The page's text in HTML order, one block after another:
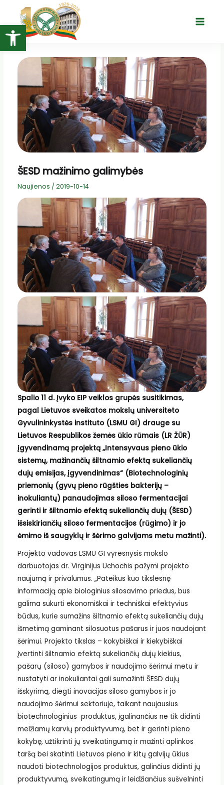
Open toolbar
turinio
Main
ŠESD mažinimo galimybės
Naujienos / 2019-10-14
Spalio 11 d. įvyko EIP veiklos grupės susitikimas,
pagal Lietuvos sveikatos mokslų universiteto
Gyvulininkystės instituto (LSMU GI) drauge su
Lietuvos Respublikos žemės ūkio rūmais (LR ŽŪR)
įgyvendinamą projektą „Intensyvaus pieno ūkio
sistemų, mažinančių šiltnamio efektą sukeliančių
dujų emisijas, įgyvendinimas“ (Biotechnologinių
priemonių (gyvų pieno rūgšties bakterijų –
inokuliantų) panaudojimas siloso fermentacijai
gerinti ir šiltnamio efektą sukeliančių dujų (ŠESD)
išsiskiriančių siloso fermentacijos (rūgimo) ir jo
ėmimo iš saugyklų ir šėrimo galvijams metu mažinti).
Projekto vadovas LSMU GI vyresnysis mokslo
darbuotojas dr. Virginijus Uchochis pažymi projekto
naujumą ir privalumus. „Pateikus kuo tikslesnę
informaciją apie biologinius silosavimo priedus, bus
galima sukurti ekonomiškai ir techniškai efektyvius
būdus, kurie sumažins šiltnamio efektą sukeliančių dujų
išmetimą gaminant silosuotus pašarus ir juos naudojant
šėrimui. Projekto tikslas – kokybiškai ir kiekybiškai
įvertinti šiltnamio efektą sukeliančių dujų kiekius,
pašarų (siloso) gamybos ir naudojimo šėrimui metu ir
nustatyti ar inokuliantai gali sumažinti ŠESD dujų
išskyrimą, diegti inovacijas siloso gamybos ir jo
naudojimo šėrimui sektoriuje, taikant naujausius
biotechnologinius produktus, įgalinančius ne tik didinti
melžiamų karvių produktyvumą, bet ir gerinti pieno
kokybę, užtikrinti jų sveikatingumą ir mažinti aplinkos
taršą bei skatinti Lietuvos pieno ir kitų galvijų ūkius
naudoti biotechnologijos produktus, galinčius didinti jų
produktyvumą, sveikatingumą ir leidžiančius sušvelninti